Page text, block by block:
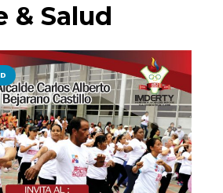
& Salud